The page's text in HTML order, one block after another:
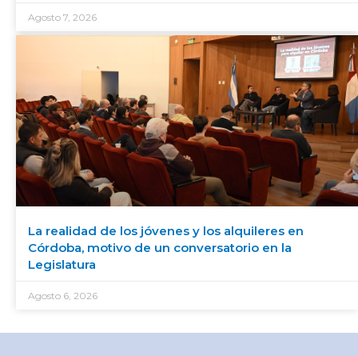
Agosto 7, 2026
La realidad de los jóvenes y los alquileres en
Córdoba, motivo de un conversatorio en la
Legislatura
Agosto 6, 2026